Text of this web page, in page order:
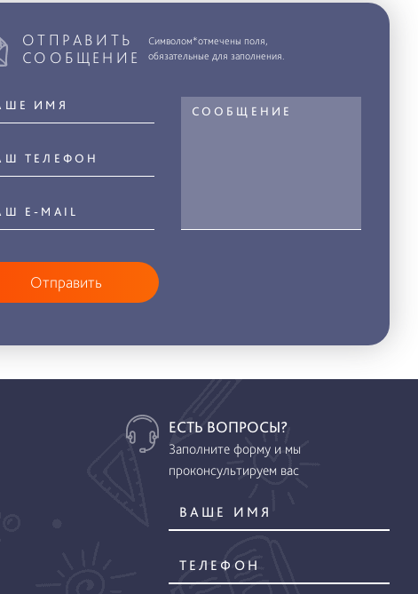
ОТПРАВИТЬ
СООБЩЕНИЕ
Символом*отмечены поля,
обязательные для заполнения.
Отправить
ЕСТЬ ВОПРОСЫ?
Заполните форму и мы
проконсультируем вас